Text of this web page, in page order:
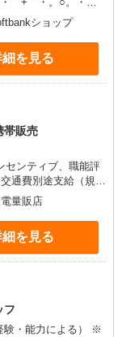
達を紹介
月2回払
゜・。○。・゜
ショップ
細を見る
帯販売
ンティブ、職能評
通費別途支給（規定
゜+゜・。○。・゜
量販店
細を見る
フ
験・能力による） ※